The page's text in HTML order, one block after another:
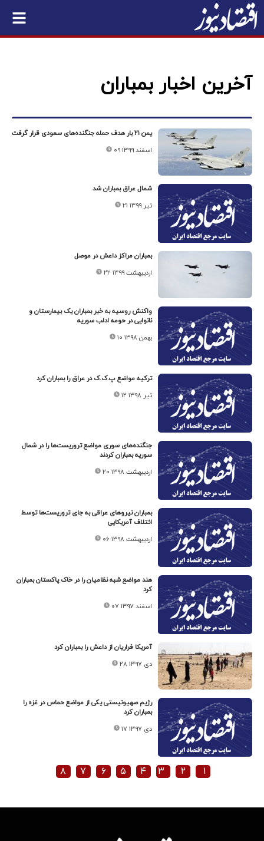
آخرین اخبار بمباران
یمن ۲۱ بار هدف حمله جنگنده‌های سعودی قرار گرفت
۰۹ اسفند ۱۳۹۹
شمال عراق بمباران شد
۲۱ تیر ۱۳۹۹
بمباران مراکز داعش در موصل
۲۲ اردیبهشت ۱۳۹۹
واکنش روسیه به خبر بمباران یک بیمارستان و
نانوایی در حومه ادلب سوریه
۱۰ بهمن ۱۳۹۸
ترکیه مواضع پ.ک.ک در عراق را بمباران کرد
۱۲ تیر ۱۳۹۸
جنگنده‌های سوری مواضع تروریست‌ها را در شمال
سوریه بمباران کردند
۲۰ اردیبهشت ۱۳۹۸
بمباران نیروهای عراقی به جای تروریست‌ها توسط
ائتلاف آمریکایی
۰۶ اردیبهشت ۱۳۹۸
هند مواضع شبه نظامیان را در خاک پاکستان بمباران
کرد
۰۷ اسفند ۱۳۹۷
آمریکا فراریان از داعش را بمباران کرد
۲۸ دی ۱۳۹۷
رژیم صهیونیستی یکی از مواضع حماس در غزه را
بمباران کرد
۱۷ دی ۱۳۹۷
۱ ۲ ۳ ۴ ۵ ۶ ۷ ۸